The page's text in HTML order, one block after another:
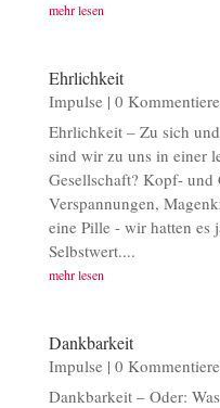
mehr lesen
Ehrlichkeit
Impulse | 0
Ehrlichkeit – Zu sich
sind wir zu uns in einer
Gesellschaft? Kopf- und
Verspannungen,
eine Pille - wir hatten es
Selbstwert....
mehr lesen
Dankbarkeit
Impulse | 0
Dankbarkeit – Oder: